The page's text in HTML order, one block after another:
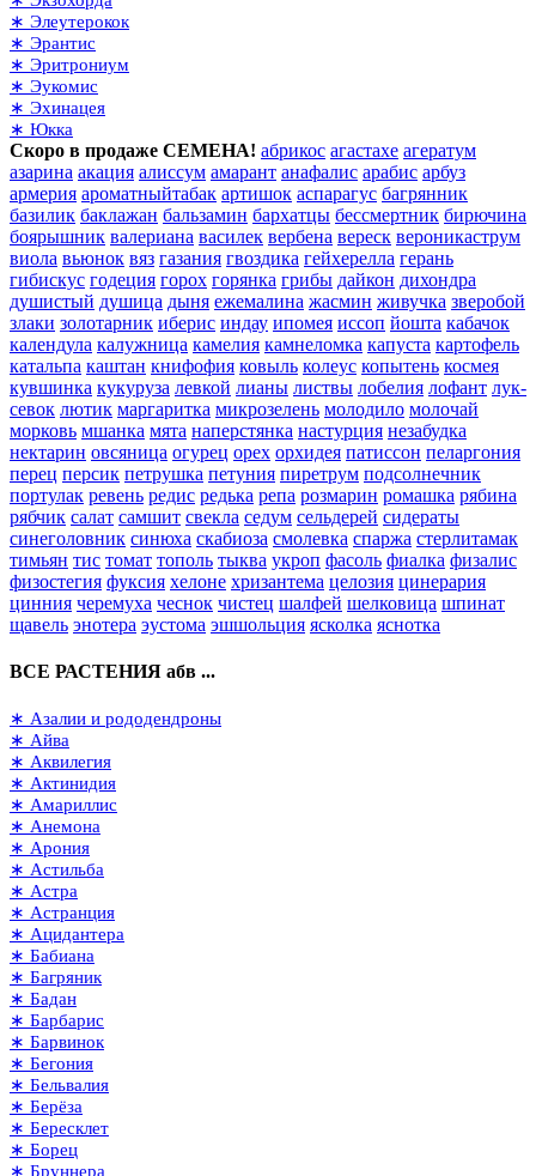
∗ Элеутерокок
∗ Эрантис
∗ Эритрониум
∗ Эукомис
∗ Эхинацея
∗ Юкка
Скоро в продаже СЕМЕНА! абрикос агастахе агератум
азарина акация алиссум амарант анафалис арабис арбуз
армерия ароматныйтабак артишок аспарагус багрянник
базилик баклажан бальзамин бархатцы бессмертник бирючина
боярышник валериана василек вербена вереск вероникаструм
виола вьюнок вяз газания гвоздика гейхерелла герань
гибискус годеция горох горянка грибы дайкон дихондра
душистый душица дыня ежемалина жасмин живучка зверобой
злаки золотарник иберис индау ипомея иссоп йошта кабачок
календула калужница камелия камнеломка капуста картофель
катальпа каштан книфофия ковыль колеус копытень космея
кувшинка кукуруза левкой лианы листвы лобелия лофант лук-
севок лютик маргаритка микрозелень молодило молочай
морковь мшанка мята наперстянка настурция незабудка
нектарин овсяница огурец орех орхидея патиссон пеларгония
перец персик петрушка петуния пиретрум подсолнечник
портулак ревень редис редька репа розмарин ромашка рябина
рябчик салат самшит свекла седум сельдерей сидераты
синеголовник синюха скабиоза смолевка спаржа стерлитамак
тимьян тис томат тополь тыква укроп фасоль фиалка физалис
физостегия фуксия хелоне хризантема целозия цинерария
цинния черемуха чеснок чистец шалфей шелковица шпинат
щавель энотера эустома эшшольция ясколка яснотка
ВСЕ РАСТЕНИЯ абв ...
∗ Азалии и рододендроны
∗ Айва
∗ Аквилегия
∗ Актинидия
∗ Амариллис
∗ Анемона
∗ Арония
∗ Астильба
∗ Астра
∗ Астранция
∗ Ацидантера
∗ Бабиана
∗ Багряник
∗ Бадан
∗ Барбарис
∗ Барвинок
∗ Бегония
∗ Бельвалия
∗ Берёза
∗ Бересклет
∗ Борец
∗ Бруннера